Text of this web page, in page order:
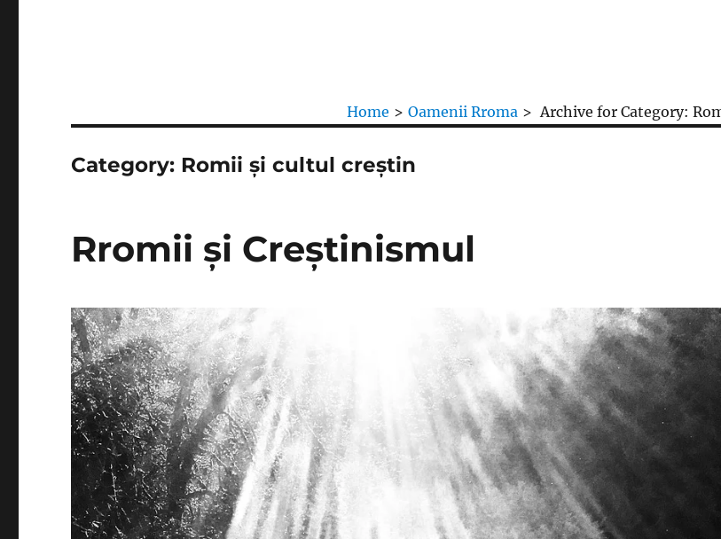
Home > Oamenii Rroma > Archive for Category:
Category: Romii și cultul creștin
Rromii și Creștinismul